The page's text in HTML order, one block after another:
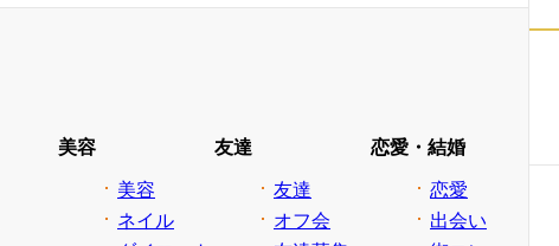
美容
美容
ネイル
友達
友達
オフ会
恋愛・結婚
恋愛
出会い